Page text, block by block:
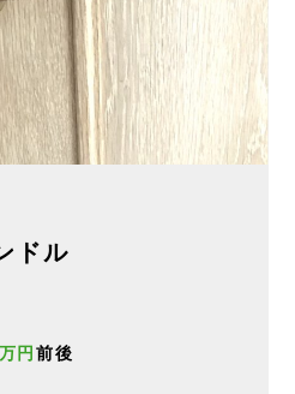
ドル
万円 前後